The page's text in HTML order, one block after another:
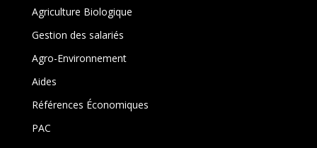
Agriculture Biologique
Gestion des salariés
Agro-Environnement
Aides
Références Économiques
PAC